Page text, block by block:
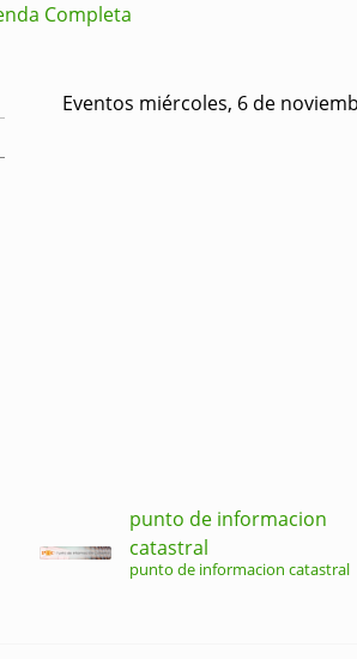
Completa
Eventos miércoles, 6 de
punto de informacion
catastral
punto de informacion catastral